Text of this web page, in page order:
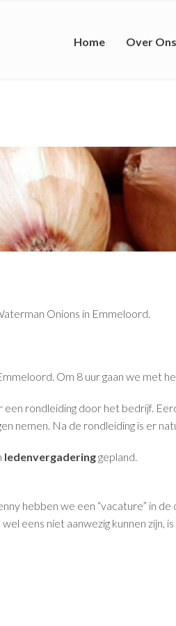
Home Over Ons
Onions in Emmeloord.
Om 8 uur gaan we met
rondleiding door het bedrijf.
nemen. Na de rondleiding is er
ledenvergaderinggepland.
hebben we een “vacature” in
eens niet aanwezig kunnen zijn,